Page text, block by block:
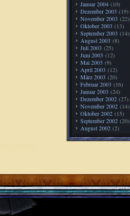
Januar 2004 (10)
Dezember 2003 (19)
November 2003 (22)
Oktober 2003 (13)
September 2003 (14)
August 2003 (8)
Juli 2003 (25)
Juni 2003 (12)
Mai 2003 (9)
April 2003 (12)
März 2003 (20)
Februar 2003 (16)
Januar 2003 (24)
Dezember 2002 (27)
November 2002 (14)
Oktober 2002 (15)
September 2002 (20)
August 2002 (2)